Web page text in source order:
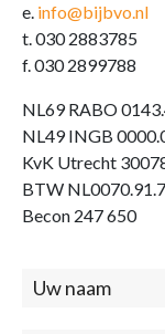
e. info@bijbvo.nl
t. 030 2883785
f. 030 2899788
NL69 RABO
NL49 INGB
KvK Utrecht
BTW
Becon 247 650
Contact